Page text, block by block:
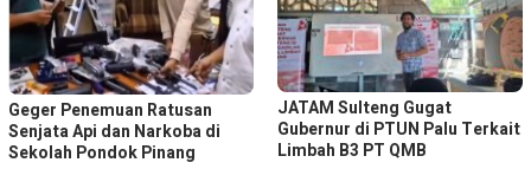
Geger Penemuan Ratusan
Senjata Api dan Narkoba di
Sekolah Pondok Pinang
JATAM Sulteng Gugat
Gubernur di PTUN Palu Terkait
Limbah B3 PT QMB